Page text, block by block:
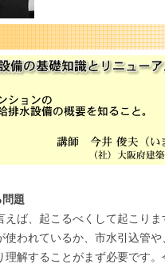
題
ば、起こるべくして起こりま
われているか、市水引込管
解することがまず必要です